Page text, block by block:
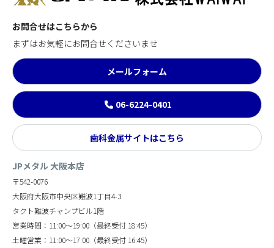
お問合せはこちらから
まずはお気軽にお問合せくださいませ
メールフォーム
06-6224-0401
歯科金属サイトはこちら
JPメタル 大阪本店
〒542-0076
大阪府大阪市中央区難波1丁目4-3
タクト難波チャンプビル1階
営業時間：11:00～19:00（最終受付 18:45）
土曜営業：11:00～17:00（最終受付 16:45）